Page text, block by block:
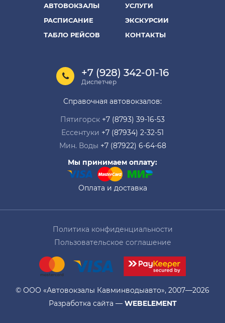
АВТОВОКЗАЛЫ
РАСПИСАНИЕ
ТАБЛО РЕЙСОВ
УСЛУГИ
ЭКСКУРСИИ
КОНТАКТЫ
+7 (928) 342-01-16
Диспетчер
Справочная автовокзалов:
Пятигорск +7 (8793) 39-16-53
Ессентуки +7 (87934) 2-32-51
Мин. Воды +7 (87922) 6-64-68
Мы принимаем оплату:
Оплата и доставка
Политика конфиденциальности
Пользовательское соглашение
© ООО «Автовокзалы Кавминводыавто», 2007—2026
Разработка сайта — WEBELEMENT